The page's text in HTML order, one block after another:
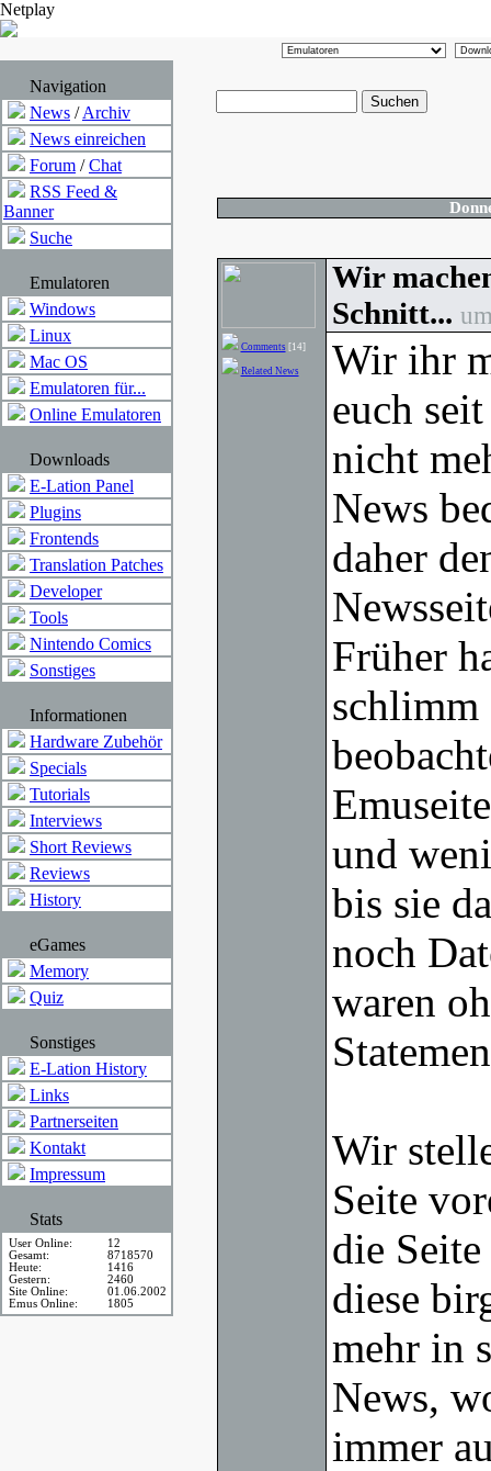
Netplay
Navigation
News /Archiv
News einreichen
Forum /Chat
RSS Feed &
Banner
Suche
Emulatoren
Windows
Linux
Mac OS
Emulatoren für...
Online Emulatoren
Downloads
E-Lation Panel
Plugins
Frontends
Translation Patches
Developer
Tools
Nintendo Comics
Sonstiges
Informationen
Hardware Zubehör
Specials
Tutorials
Interviews
Short Reviews
Reviews
History
eGames
Memory
Quiz
Sonstiges
E-Lation History
Links
Partnerseiten
Kontakt
Impressum
Stats
User Online:
12
Gesamt:
8718570
Heute:
1416
Gestern:
2460
Site Online:
01.06.2002
Emus Online:
1805
Comments [14]
Related News
Wir
Schnitt...
Wir ihr
euch
nicht
News
daher
Früher
schlimm
und
bis sie
noch
waren
Wir
Seite
die
diese
mehr in
News,
immer